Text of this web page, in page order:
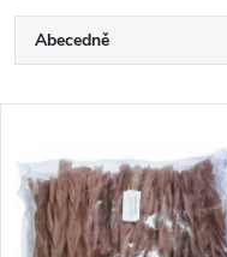
Ř
a
z
e
Abecedně
Nejprodávanější
ý